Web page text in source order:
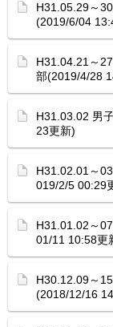
H31.05.29～
(2019/6/04
H31.04.21～
部(2019/4/28
H31.03.02 男
23更新)
H31.02.01～
019/2/5 00:29
H31.01.02～
01/11 10:58更
H30.12.09～
(2018/12/16